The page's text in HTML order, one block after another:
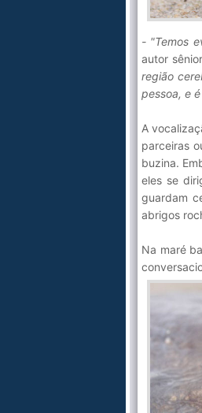
- "Temos
autor
região
pessoa, e
A
parceiras
buzina.
eles se
guardam
abrigos
Na maré